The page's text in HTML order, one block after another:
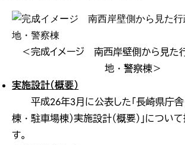
＜完成イメージ 南西岸壁側から見た
地・警察棟＞
実施設計（概要）
平成26年3月に公表した「長崎県庁舎
棟・駐車場棟）実施設計（概要）」につい
す。